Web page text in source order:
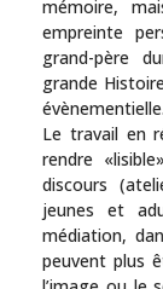
mémoire,
empreinte
grand-père
grande
évènementielle.
Le travail en
rendre
discours
jeunes et
médiation,
peuvent plus